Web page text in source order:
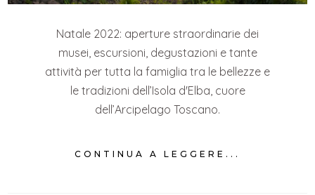
Natale 2022: aperture straordinarie dei
musei, escursioni, degustazioni e tante
attività per tutta la famiglia tra le bellezze e
le tradizioni dell’Isola d'Elba, cuore
dell’Arcipelago Toscano.
CONTINUA A LEGGERE...